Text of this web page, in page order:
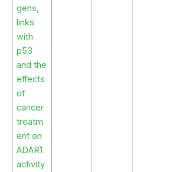
gens,
links
with
p53
and the
effects
of
cancer
treatm
ent on
ADAR1
activity